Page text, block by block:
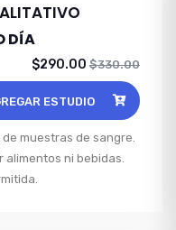
DÍA
$290.00 $330.00
ESTUDIO
muestras de sangre.
alimentos ni bebidas.